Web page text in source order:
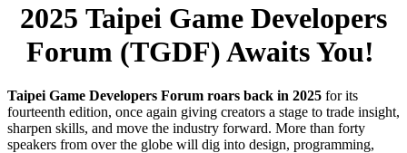
2025 Taipei Game Developers
Forum (TGDF) Awaits You!
Taipei Game Developers Forum roars back in 2025 for its
fourteenth edition, once again giving creators a stage to trade insight,
sharpen skills, and move the industry forward. More than forty
speakers from over the globe will dig into design, programming,